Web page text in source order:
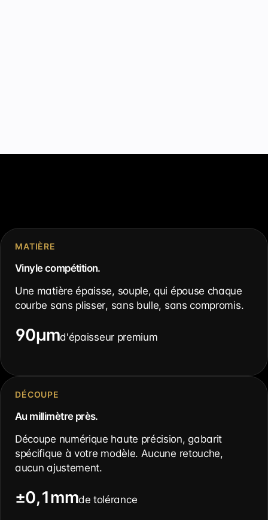
MATIÈRE
Vinyle compétition.
Une matière épaisse, souple, qui épouse chaque
courbe sans plisser, sans bulle, sans compromis.
90µmd'épaisseur premium
DÉCOUPE
Au millimètre près.
Découpe numérique haute précision, gabarit
spécifique à votre modèle. Aucune retouche,
aucun ajustement.
±0,1mmde tolérance